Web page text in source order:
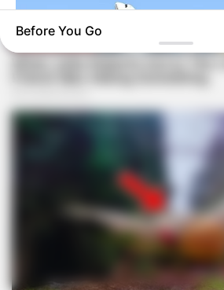
A Plane Took Off Wrong – See What
Before You Go